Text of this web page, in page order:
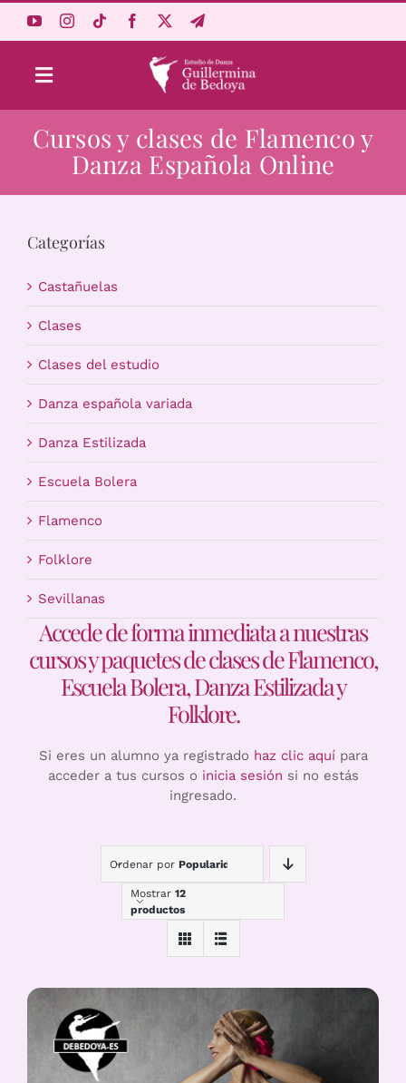
Toggle
Navigation
Aprende Online
Estudio
Carrito
Cursos y clases de Flamenco y
Danza Española Online
Categorías
Castañuelas
Clases
Clases del estudio
Danza española variada
Danza Estilizada
Escuela Bolera
Flamenco
Folklore
Sevillanas
Accede de forma inmediata a nuestras
cursos y paquetes de clases de Flamenco,
Escuela Bolera, Danza Estilizada y
Folklore.
Si eres un alumno ya registrado haz clic aquípara
acceder a tus cursos o inicia sesión si no estás
ingresado.
Ordenar por Popularidad
Mostrar 12
productos